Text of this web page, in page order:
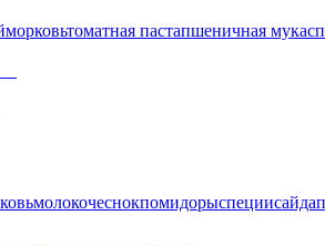
морковьтоматная пастапшеничная мука
молокочеснокпомидорыспециисайда